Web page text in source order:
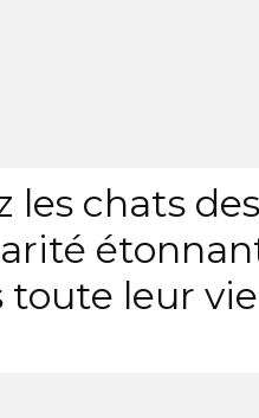
les chats
toute leur vie